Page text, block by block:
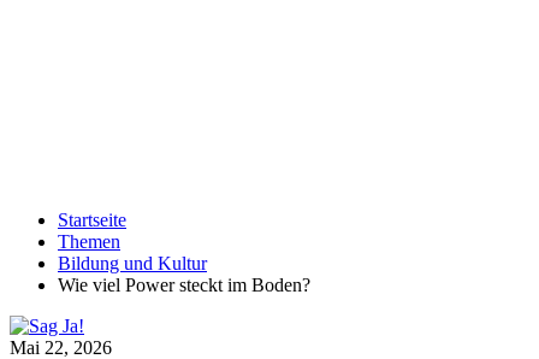
Startseite
Themen
Bildung und Kultur
Wie viel Power steckt im Boden?
Mai 22, 2026